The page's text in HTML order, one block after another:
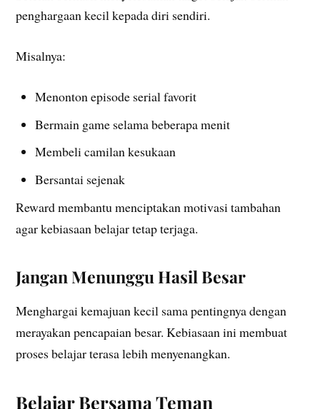
penghargaan kecil kepada diri sendiri.
Misalnya:
Menonton episode serial favorit
Bermain game selama beberapa menit
Membeli camilan kesukaan
Bersantai sejenak
Reward membantu menciptakan motivasi tambahan
agar kebiasaan belajar tetap terjaga.
Jangan Menunggu Hasil Besar
Menghargai kemajuan kecil sama pentingnya dengan
merayakan pencapaian besar. Kebiasaan ini membuat
proses belajar terasa lebih menyenangkan.
Belajar Bersama Teman